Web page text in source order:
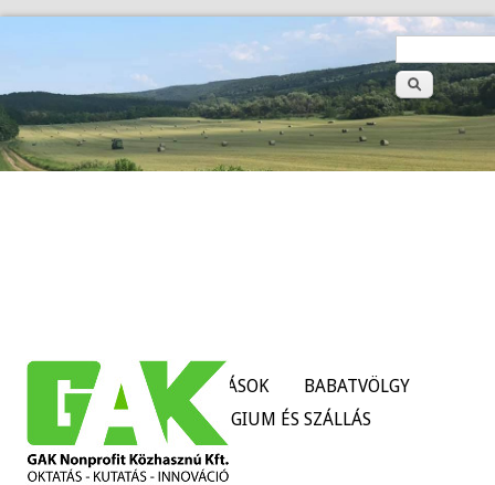
Keresés
űrlap
HÍREK SZOLGÁLTATÁSOK
BABATVÖLGY
TANÜZEMEK
KOLLÉGIUM ÉS SZÁLLÁS